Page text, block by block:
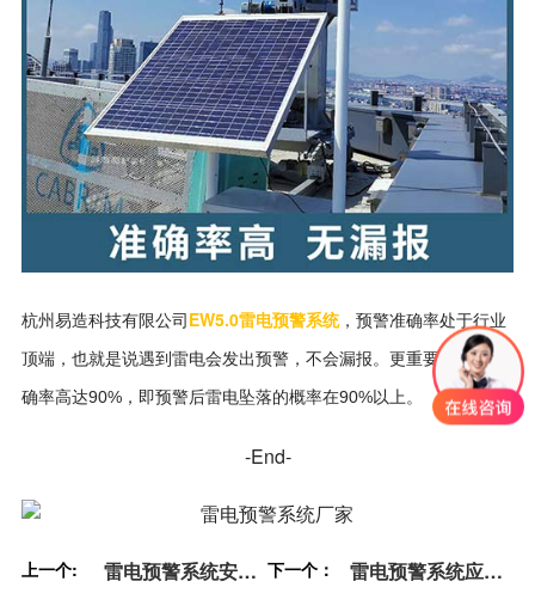
杭州易造科技有限公司 EW5.0雷电预警系统，预警准确率处于行业
顶端，也就是说遇到雷电会发出预警，不会漏报。更重要的是，准
确率高达90%，即预警后雷电坠落的概率在90%以上。
-End-
上一个:
雷电预警系统安装 下一个：
雷电预警系统应用